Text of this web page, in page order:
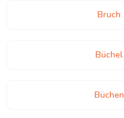
Bruch
Büchel
Büchen